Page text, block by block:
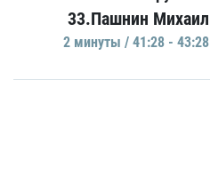
33.Пашнин Михаил
2 минуты / 41:28 - 43:28